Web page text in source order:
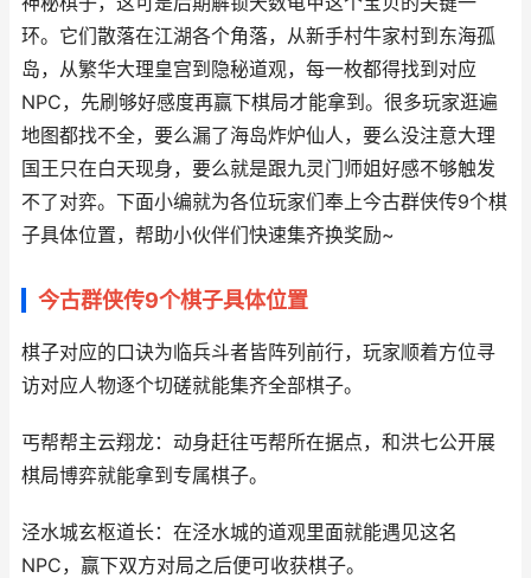
环。它们散落在江湖各个角落，从新手村牛家村到东海孤
岛，从繁华大理皇宫到隐秘道观，每一枚都得找到对应
NPC，先刷够好感度再赢下棋局才能拿到。很多玩家逛遍
地图都找不全，要么漏了海岛炸炉仙人，要么没注意大理
国王只在白天现身，要么就是跟九灵门师姐好感不够触发
不了对弈。下面小编就为各位玩家们奉上今古群侠传9个棋
子具体位置，帮助小伙伴们快速集齐换奖励~
今古群侠传9个棋子具体位置
棋子对应的口诀为临兵斗者皆阵列前行，玩家顺着方位寻
访对应人物逐个切磋就能集齐全部棋子。
丐帮帮主云翔龙：动身赶往丐帮所在据点，和洪七公开展
棋局博弈就能拿到专属棋子。
泾水城玄枢道长：在泾水城的道观里面就能遇见这名
NPC，赢下双方对局之后便可收获棋子。